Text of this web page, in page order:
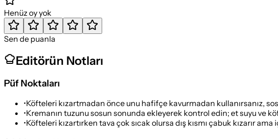
Henüz oy yok
Sen de puanla
Editörün Notları
Püf Noktaları
•Köfteleri kızartmadan önce unu hafifçe kavurmadan kullanırsanız,
•Kremanın tuzunu sosun sonunda ekleyerek kontrol edin; et suyu ve
•Köfteleri kızartırken tava çok sıcak olursa dış kısmı çabuk kızarır